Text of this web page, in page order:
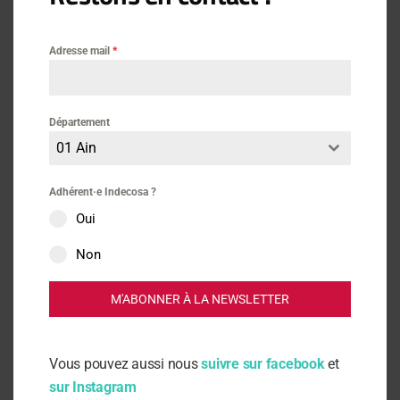
Vie des associations
AG Indecosa du Gard
Adresse mail *
Département
01 Ain
Adhérent·e Indecosa ?
Oui
Non
M'ABONNER À LA NEWSLETTER
Vous pouvez aussi noussuivre sur facebooket
sur Instagram